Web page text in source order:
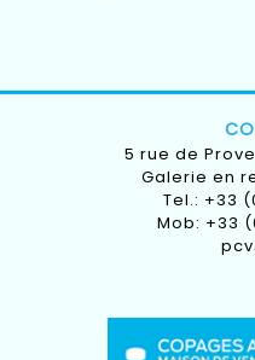
5 rue de
Galerie en
Tel.: +33
Mob: +33